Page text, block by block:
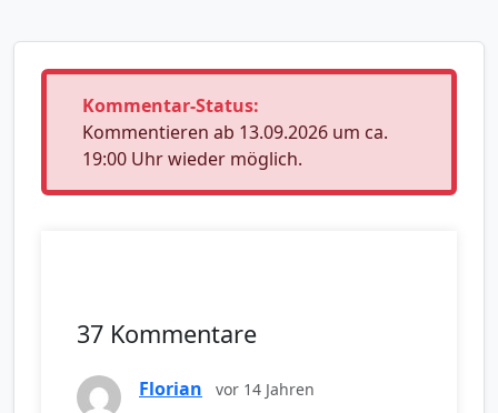
Kommentar-Status:
Kommentieren ab 13.09.2026 um ca.
19:00 Uhr wieder möglich.
37 Kommentare
Florian vor 14 Jahren